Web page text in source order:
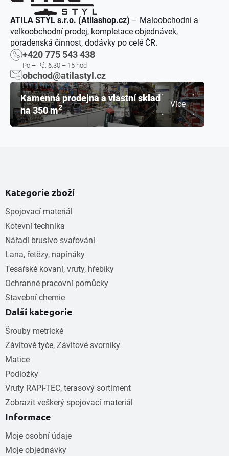
ATILA STÝL s.r.o. (Atilashop.cz) – Maloobchodní a
velkoobchodní prodej, kompletace objednávek,
poradenská činnost, dodávky po celé ČR.
+420 775 543 438
Po – Pá: 6:30 – 15 hod
obchod@atilastyl.cz
Kamenná prodejna a vlastní sklad
na 350 m2 Více
Kategorie zboží
Spojovací materiál
Kotevní technika
Nářadí brusivo svařování
Lana, řetězy, napínáky
Tesařské kovaní, vruty, hřebíky
Ochranné pracovní pomůcky
Stavební chemie
Další kategorie
Šrouby metrické
Závitové tyče, Závitové svorníky
Matice
Podložky
Vruty RAPI-TEC, terasový sortiment
Zobrazit veškerý spojovací materiál
Informace
Moje osobní údaje
Moje objednávky